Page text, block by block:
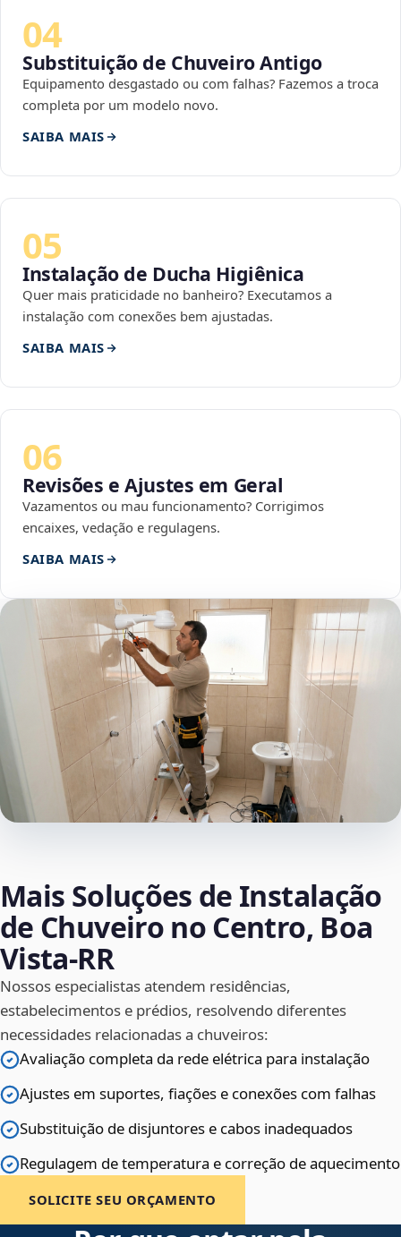
04
Substituição de Chuveiro Antigo
Equipamento desgastado ou com falhas? Fazemos a troca
completa por um modelo novo.
SAIBA MAIS
05
Instalação de Ducha Higiênica
Quer mais praticidade no banheiro? Executamos a
instalação com conexões bem ajustadas.
SAIBA MAIS
06
Revisões e Ajustes em Geral
Vazamentos ou mau funcionamento? Corrigimos
encaixes, vedação e regulagens.
SAIBA MAIS
Mais Soluções de Instalação
de Chuveiro no Centro, Boa
Vista‑RR
Nossos especialistas atendem residências,
estabelecimentos e prédios, resolvendo diferentes
necessidades relacionadas a chuveiros:
Avaliação completa da rede elétrica para instalação
Ajustes em suportes, fiações e conexões com falhas
Substituição de disjuntores e cabos inadequados
Regulagem de temperatura e correção de aquecimento
SOLICITE SEU ORÇAMENTO